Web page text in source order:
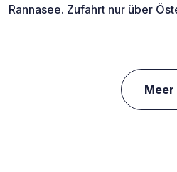
Rannasee. Zufahrt nur über
Meer